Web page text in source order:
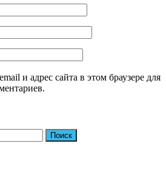
и адрес сайта в этом браузере для